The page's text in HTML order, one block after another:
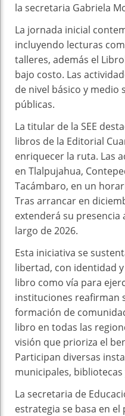
la secretaria Gabriela
La jornada inicial
incluyendo lecturas
talleres, además el
bajo costo. Las
de nivel básico y medio
públicas.
La titular de la SEE
libros de la Editorial
enriquecer la ruta. Las
en Tlalpujahua,
Tacámbaro, en un
Tras arrancar en
extenderá su presencia
largo de 2026.
Esta iniciativa se
libertad, con identidad
libro como vía para
instituciones reafirman
formación de
libro en todas las
visión que prioriza el
Participan diversas
municipales,
La secretaria de
estrategia se basa en